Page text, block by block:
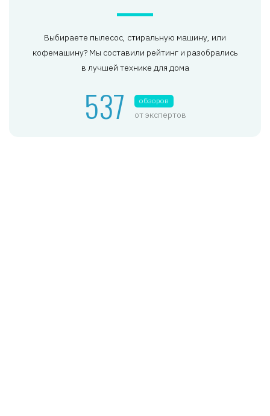
Выбираете пылесос, стиральную машину, или
кофемашину? Мы составили рейтинг и разобрались
в лучшей технике для дома
537 обзоров
от экспертов